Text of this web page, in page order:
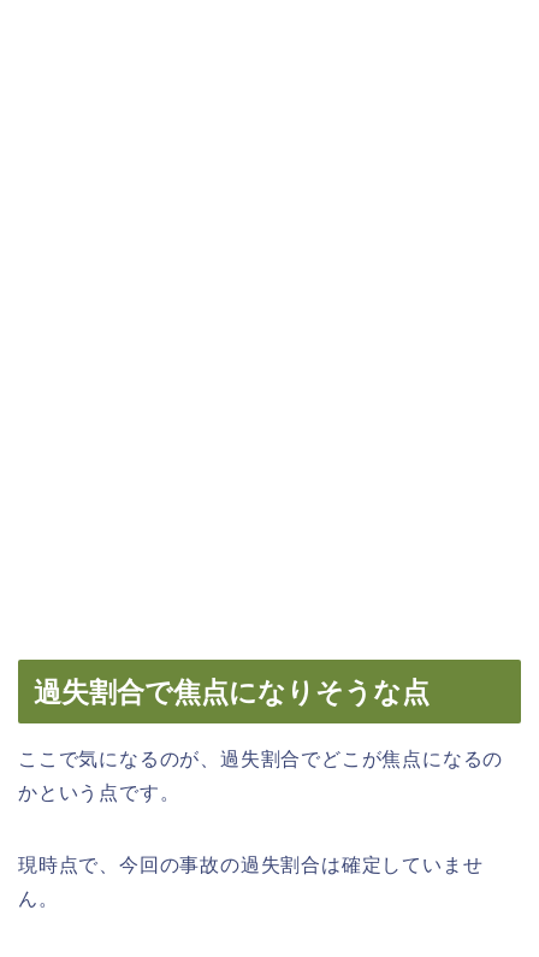
過失割合で焦点になりそうな点
ここで気になるのが、過失割合でどこが焦点になるの
かという点です。
現時点で、今回の事故の過失割合は確定していませ
ん。